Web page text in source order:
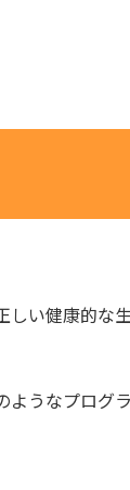
しい健康的な生
ようなプログラ